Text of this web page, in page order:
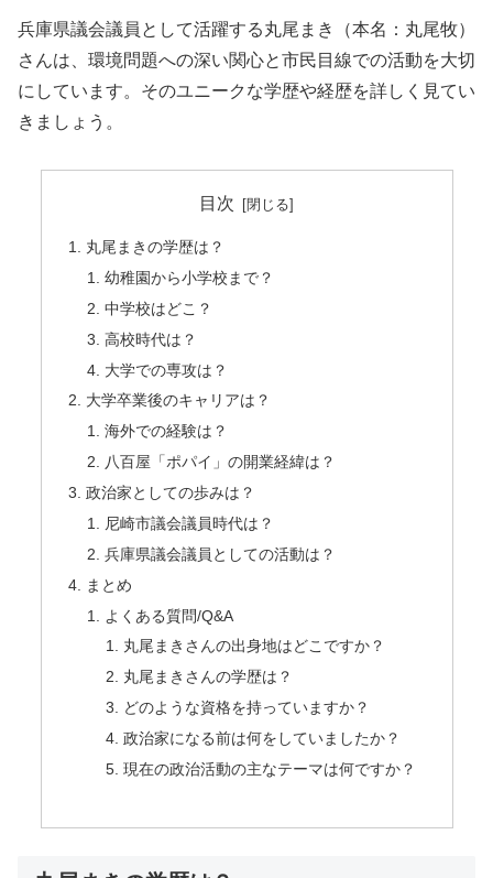
兵庫県議会議員として活躍する丸尾まき（本名：丸尾牧）
さんは、環境問題への深い関心と市民目線での活動を大切
にしています。そのユニークな学歴や経歴を詳しく見てい
きましょう。
目次
丸尾まきの学歴は？
幼稚園から小学校まで？
中学校はどこ？
高校時代は？
大学での専攻は？
大学卒業後のキャリアは？
海外での経験は？
八百屋「ポパイ」の開業経緯は？
政治家としての歩みは？
尼崎市議会議員時代は？
兵庫県議会議員としての活動は？
まとめ
よくある質問/Q&A
丸尾まきさんの出身地はどこですか？
丸尾まきさんの学歴は？
どのような資格を持っていますか？
政治家になる前は何をしていましたか？
現在の政治活動の主なテーマは何ですか？